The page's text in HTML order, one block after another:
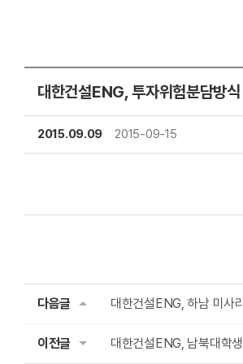
대한건설ENG, 투자위험분담방식
2015.09.09 2015-09-15
다음글 대한건설ENG, 하남 미사
이전글 대한건설ENG, 남북대학